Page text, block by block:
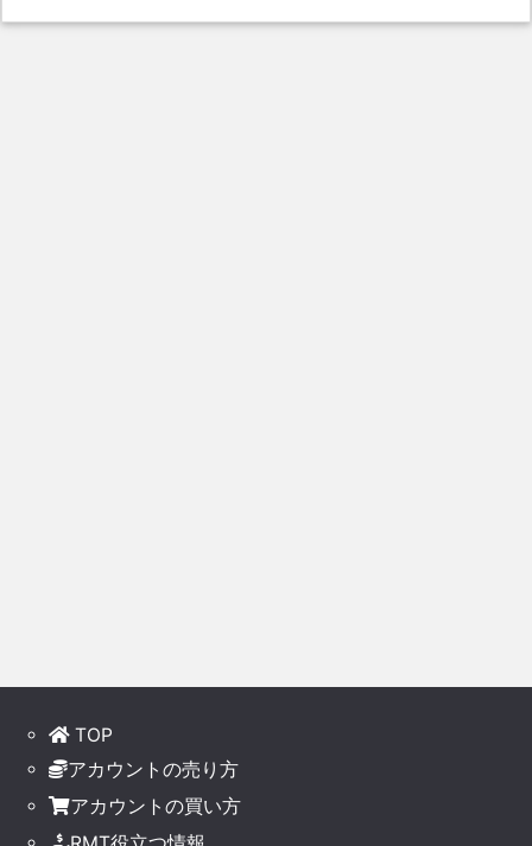
TOP
アカウントの売り方
アカウントの買い方